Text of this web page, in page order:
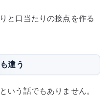
と口当たりの接点を作る
違う
いう話でもありません。